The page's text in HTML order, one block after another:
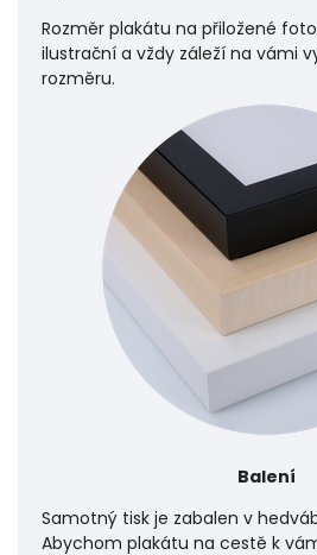
Rozměr plakátu na přiložené
ilustrační a vždy záleží na vámi
rozměru.
Balení
Samotný tisk je zabalen v
Abychom plakátu na cestě k